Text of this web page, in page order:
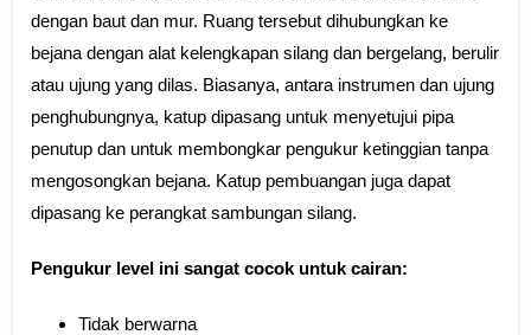
dengan baut dan mur. Ruang tersebut dihubungkan ke
bejana dengan alat kelengkapan silang dan bergelang, berulir
atau ujung yang dilas. Biasanya, antara instrumen dan ujung
penghubungnya, katup dipasang untuk menyetujui pipa
penutup dan untuk membongkar pengukur ketinggian tanpa
mengosongkan bejana. Katup pembuangan juga dapat
dipasang ke perangkat sambungan silang.
Pengukur level ini sangat cocok untuk cairan:
Tidak berwarna